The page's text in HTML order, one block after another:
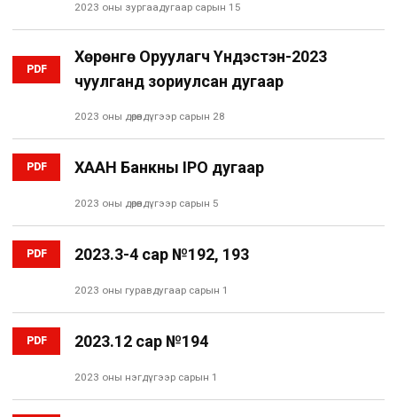
2023 оны зургаадугаар сарын 15
PDF
Хөрөнгө Oруулагч Yндэстэн-2023
чуулганд зориулсан дугаар
2023 оны дөрөвдүгээр сарын 28
PDF ХААН Банкны IPO дугаар
2023 оны дөрөвдүгээр сарын 5
PDF 2023.3-4 сар №192, 193
2023 оны гуравдугаар сарын 1
PDF 2023.12 сар №194
2023 оны нэгдүгээр сарын 1